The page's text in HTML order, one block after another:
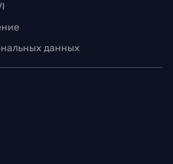
данных